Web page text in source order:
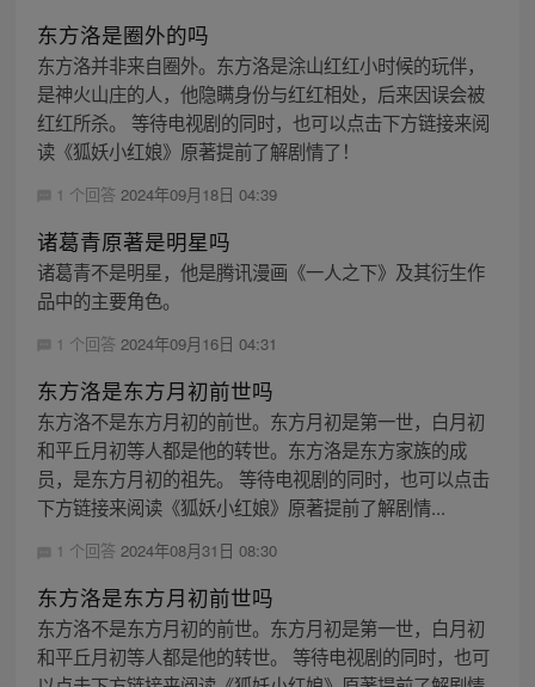
东方洛是圈外的吗
东方洛并非来自圈外。东方洛是涂山红红小时候的玩伴，
是神火山庄的人，他隐瞒身份与红红相处，后来因误会被
红红所杀。 等待电视剧的同时，也可以点击下方链接来阅
读《狐妖小红娘》原著提前了解剧情了！
1 个回答 2024年09月18日 04:39
诸葛青原著是明星吗
诸葛青不是明星，他是腾讯漫画《一人之下》及其衍生作
品中的主要角色。
1 个回答 2024年09月16日 04:31
东方洛是东方月初前世吗
东方洛不是东方月初的前世。东方月初是第一世，白月初
和平丘月初等人都是他的转世。东方洛是东方家族的成
员，是东方月初的祖先。 等待电视剧的同时，也可以点击
下方链接来阅读《狐妖小红娘》原著提前了解剧情...
1 个回答 2024年08月31日 08:30
东方洛是东方月初前世吗
东方洛不是东方月初的前世。东方月初是第一世，白月初
和平丘月初等人都是他的转世。 等待电视剧的同时，也可